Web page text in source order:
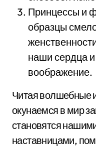
Принцессы и
образцы
наши сердца
воображение.
Читая волшебные
окунаемся в мир
становятся
наставницами,